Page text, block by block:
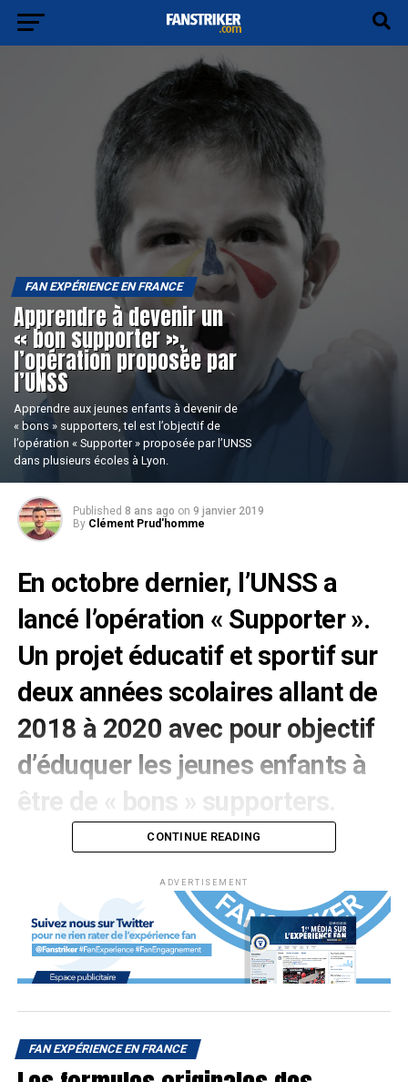
FAN EXPÉRIENCE EN FRANCE
Apprendre à devenir un
« bon supporter »,
l’opération proposée par
l’UNSS
Apprendre aux jeunes enfants à devenir de
« bons » supporters, tel est l’objectif de
l’opération « Supporter » proposée par l’UNSS
dans plusieurs écoles à Lyon.
Published 8 ans ago on 9 janvier 2019
By Clément Prud'homme
En octobre dernier, l’UNSS a
lancé l’opération « Supporter ».
Un projet éducatif et sportif sur
deux années scolaires allant de
2018 à 2020 avec pour objectif
d’éduquer les jeunes enfants à
être de « bons » supporters.
Lancé le 15 octobre dernier par l’UNSS, ce projet original
pour éduquer les enfants à devenir de « bons supporters »
vise les classes d’écoles primaires mais aussi celles de
collèges et de lycées de l’Académie de Lyon.
Réaliser cette opération sur 2 ans n’est pas anodin, la ville
de Lyon accueillera la Coupe du Monde de football féminin
en 2019 et le Championnat du Monde scolaire de futsal en
événements.
CONTINUE READING
ADVERTISEMENT
FAN EXPÉRIENCE EN FRANCE